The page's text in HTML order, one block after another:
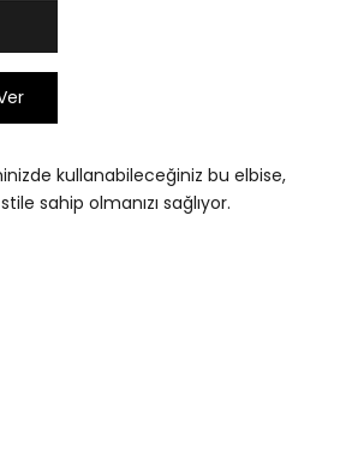
kullanabileceğiniz bu elbise,
sahip olmanızı sağlıyor.